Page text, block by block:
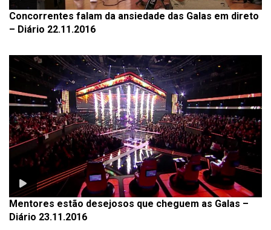
Concorrentes falam da ansiedade das Galas em direto
– Diário 22.11.2016
Mentores estão desejosos que cheguem as Galas –
Diário 23.11.2016